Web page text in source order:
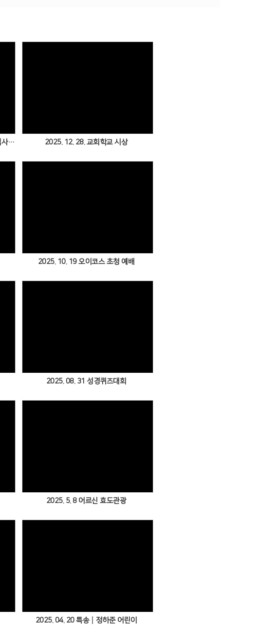
2025. 12. 28 고지혜 집사 가정(정군안 집사·정하준·정하영) 2025. 12. 28. 교회학교 시상
2025. 10. 19 오이코스 초청 예배
2025. 08. 31 성경퀴즈대회
2025. 5. 8 어르신 효도관광
2025. 04. 20 특송│정하준 어린이